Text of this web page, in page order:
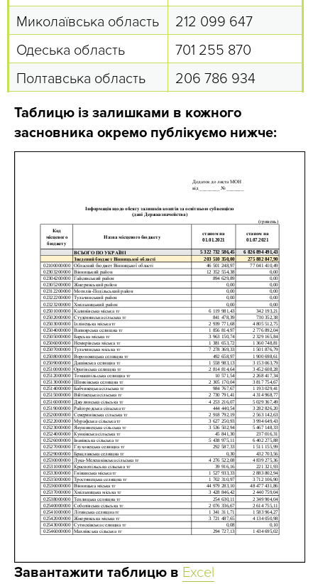
Миколаївська область
212 099 647
Одеська область
701 255 870
Полтавська область
206 786 934
Рівненська область
272 149 525
Сумська область
245 901 005
Харківська область
670 880 415
Херсонська область
246 111 534
Хмельницька область
154 873 320
Черкаська область
233 184 643
Чернівецька область
182 039 817
Чернігівська область
118 412 197
Всього в Україні
6 826 894 491
Таблицю із залишками в кожного
засновника окремо публікуємо нижче:
Завантажити таблицю в Excel